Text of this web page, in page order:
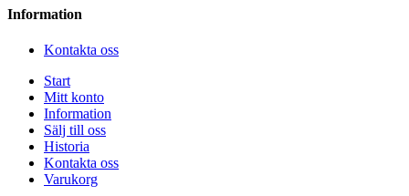
Information
Kontakta oss
Start
Mitt konto
Information
Sälj till oss
Historia
Kontakta oss
Varukorg